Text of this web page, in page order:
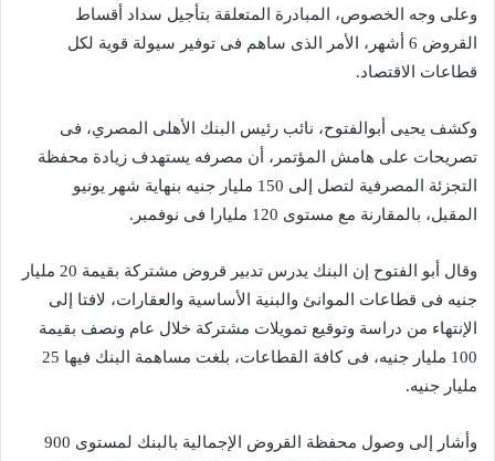
وعلى وجه الخصوص، المبادرة المتعلقة بتأجيل سداد أقساط
القروض 6 أشهر، الأمر الذى ساهم فى توفير سيولة قوية لكل
قطاعات الاقتصاد.
وكشف يحيى أبوالفتوح، نائب رئيس البنك الأهلى المصري، فى
تصريحات على هامش المؤتمر، أن مصرفه يستهدف زيادة محفظة
التجزئة المصرفية لتصل إلى 150 مليار جنيه بنهاية شهر يونيو
المقبل، بالمقارنة مع مستوى 120 مليارا فى نوفمبر.
وقال أبو الفتوح إن البنك يدرس تدبير قروض مشتركة بقيمة 20 مليار
جنيه فى قطاعات الموانئ والبنية الأساسية والعقارات، لافتا إلى
الإنتهاء من دراسة وتوقيع تمويلات مشتركة خلال عام ونصف بقيمة
100 مليار جنيه، فى كافة القطاعات، بلغت مساهمة البنك فيها 25
مليار جنيه.
وأشار إلى وصول محفظة القروض الإجمالية بالبنك لمستوى 900